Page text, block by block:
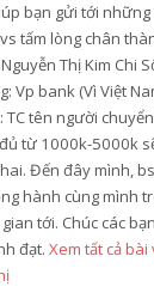
bạn gửi tới
tấm lòng chân
Thị Kim Chi
Vp bank (Vì Việt
TC tên người
từ 1000k-5000k
Đến đây mình,
hành cùng mình
tới. Chúc các
đạt. Xem tất cả bài